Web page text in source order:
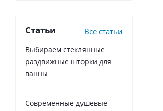
Статьи Все статьи
Выбираем стеклянные
раздвижные шторки для
ванны
Современные душевые